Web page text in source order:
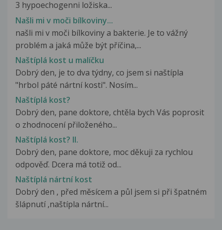
3 hypoechogenni ložiska...
Našli mi v moči bílkoviny...
našli mi v moči bílkoviny a bakterie. Je to vážný
problém a jaká může být příčina,...
Naštíplá kost u malíčku
Dobrý den, je to dva týdny, co jsem si naštípla
"hrbol páté nártní kosti". Nosím...
Naštíplá kost?
Dobrý den, pane doktore, chtěla bych Vás poprosit
o zhodnocení přiloženého...
Naštíplá kost? II.
Dobrý den, pane doktore, moc děkuji za rychlou
odpověď. Dcera má totiž od...
Naštíplá nártní kost
Dobrý den , před měsícem a půl jsem si při špatném
šlápnutí ,naštípla nártní...